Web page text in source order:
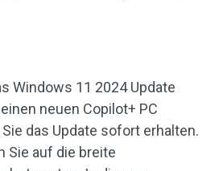
Windows 11 2024 Update
neuen Copilot+ PC
das Update sofort erhalten.
Sie auf die breite